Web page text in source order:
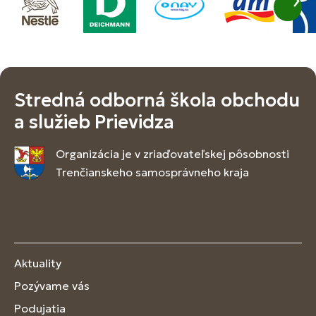
Stredná odborná škola obchodu
a služieb Prievidza
Organizácia je v zriaďovateľskej pôsobnosti
Trenčianskeho samosprávneho kraja
Aktuality
Pozývame vás
Podujatia